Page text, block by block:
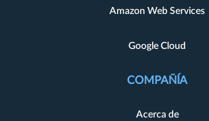
Amazon Web Services
Google Cloud
COMPAÑÍA
Acerca de